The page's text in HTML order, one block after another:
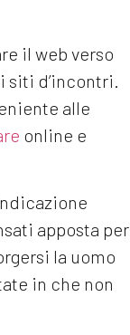
il web verso
siti d’incontri.
alle
online e
apposta per
la uomo
in che non